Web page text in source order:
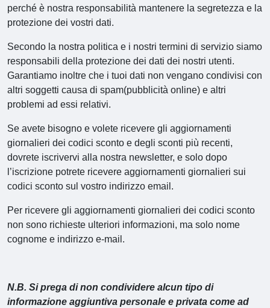
perché è nostra responsabilità mantenere la segretezza e la
protezione dei vostri dati.
Secondo la nostra politica e i nostri termini di servizio siamo
responsabili della protezione dei dati dei nostri utenti.
Garantiamo inoltre che i tuoi dati non vengano condivisi con
altri soggetti causa di spam(pubblicità online) e altri
problemi ad essi relativi.
Se avete bisogno e volete ricevere gli aggiornamenti
giornalieri dei codici sconto e degli sconti più recenti,
dovrete iscrivervi alla nostra newsletter, e solo dopo
l’iscrizione potrete ricevere aggiornamenti giornalieri sui
codici sconto sul vostro indirizzo email.
Per ricevere gli aggiornamenti giornalieri dei codici sconto
non sono richieste ulteriori informazioni, ma solo nome
cognome e indirizzo e-mail.
N.B. Si prega di non condividere alcun tipo di
informazione aggiuntiva personale e privata come ad